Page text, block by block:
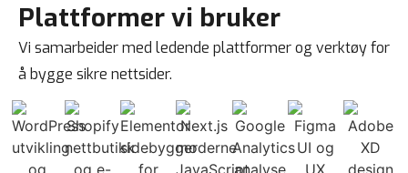
Plattformer vi bruker
Vi samarbeider med ledende plattformer og verktøy for
å bygge sikre nettsider.